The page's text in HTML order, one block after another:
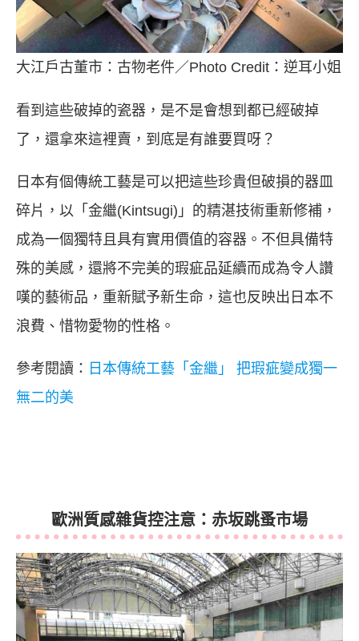
大江戶古董市：古物老件／Photo Credit：逆耳小姐
看到這些破掉的瓷器，是不是會想到都已經破掉
了，還拿來這裡賣，到底是有誰要買呀？
日本有個傳統工藝是可以把這些珍貴但破損的器皿
碎片，以「金繼(Kintsugi)」的精湛技術重新修補，
成為一個獨特且具有實用價值的容器。不但具備特
殊的美感，還將不完美的瑕疵品延續而成為令人讚
嘆的藝術品，重新賦予新生命，這也反映出日本不
浪費、惜物愛物的性格。
參考閱讀： 日本傳統工藝「金繼」 把瑕疵變成獨一
無二的美
歐洲質感雜貨控注意：赤坂跳蚤市場